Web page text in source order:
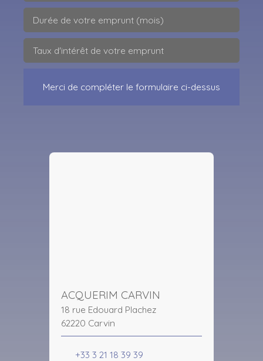
Durée de votre emprunt (mois)
Taux d'intérêt de votre emprunt
Merci de compléter le formulaire ci-dessus
ACQUERIM CARVIN
18 rue Edouard Plachez
62220 Carvin
+33 3 21 18 39 39